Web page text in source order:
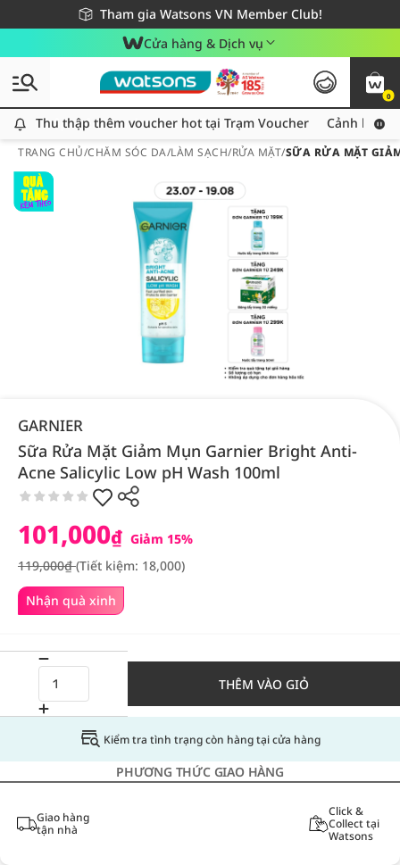
Tham gia Watsons VN Member Club!
Miễn phí giao hàng cho đơn hàng từ 249,000Đ
Giao hàng nhanh 24h - Áp dụng khu vực TP. Hồ Chí Minh
Cửa hàng & Dịch vụ
0
Thu thập thêm voucher hot tại Trạm Voucher
Thu thập thêm voucher hot tại Trạm Voucher Cảnh báo
TRANG CHỦ/CHĂM SÓC DA/LÀM SẠCH/RỬA MẶT/SỮA RỬA MẶT
GARNIER
Sữa Rửa Mặt Giảm Mụn Garnier Bright Anti-
Acne Salicylic Low pH Wash 100ml
Nhận quà xinh
101,000₫ Giảm 15%
119,000₫(Tiết kiệm: 18,000)
THÊM VÀO GIỎ
Kiểm tra tình trạng còn hàng tại cửa hàng
PHƯƠNG THỨC GIAO HÀNG
Giao hàng
tận nhà
Click &
Collect tại
Watsons